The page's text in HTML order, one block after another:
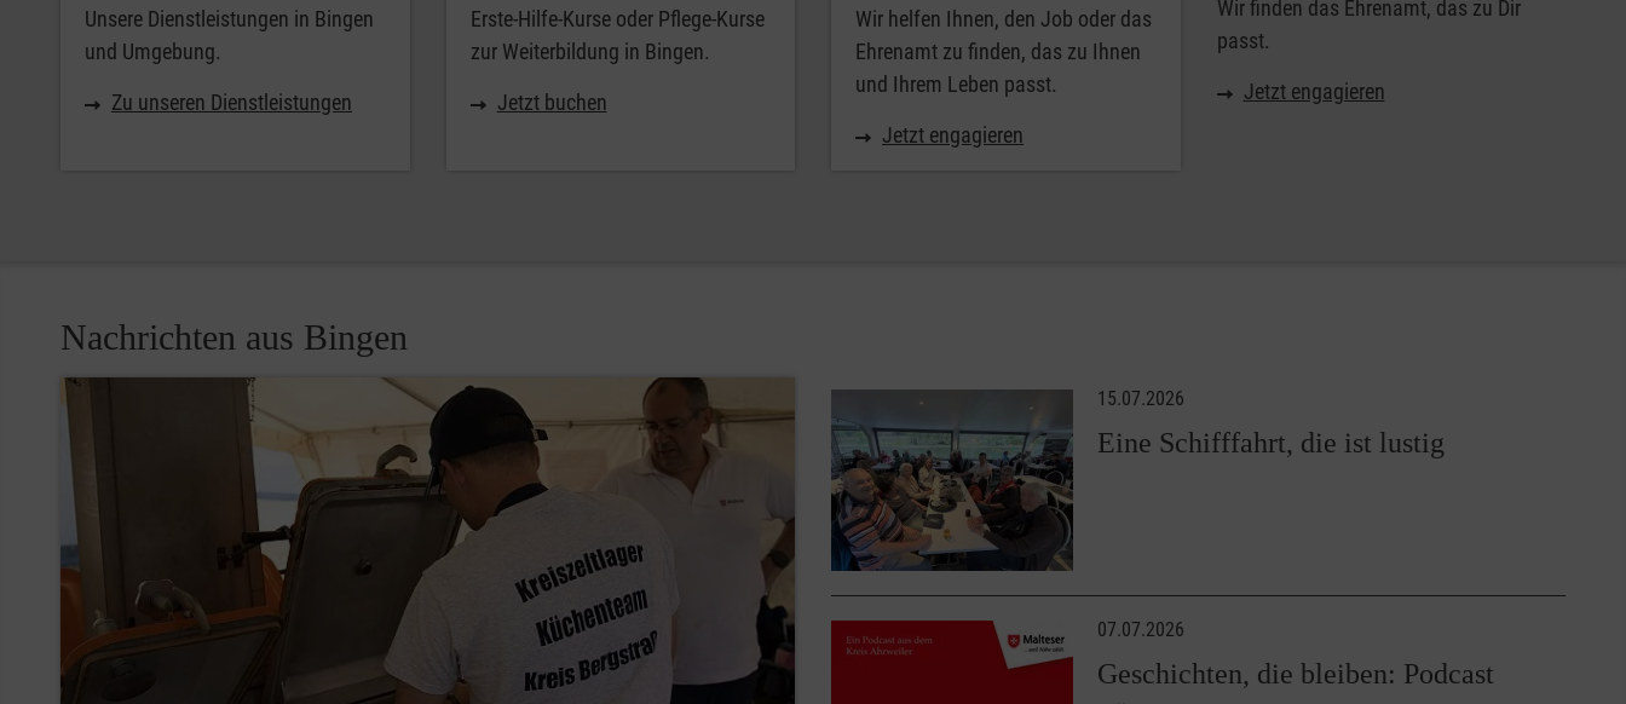
Unsere Dienstleistungen in Bingen
und Umgebung.
Zu unseren Dienstleistungen
Erste-Hilfe-Kurse oder Pflege-Kurse
zur Weiterbildung in Bingen.
Jetzt buchen
Wir helfen Ihnen, den Job oder das
Ehrenamt zu finden, das zu Ihnen
und Ihrem Leben passt.
Jetzt engagieren
Wir finden das Ehrenamt, das zu Dir
passt.
Jetzt engagieren
Nachrichten aus Bingen
15.07.2026
Eine Schifffahrt, die ist lustig
07.07.2026
Geschichten, die bleiben: Podcast